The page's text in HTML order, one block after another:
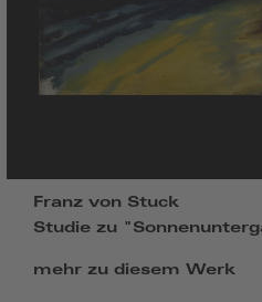
Franz von Stuck
Studie zu
mehr zu diesem Werk